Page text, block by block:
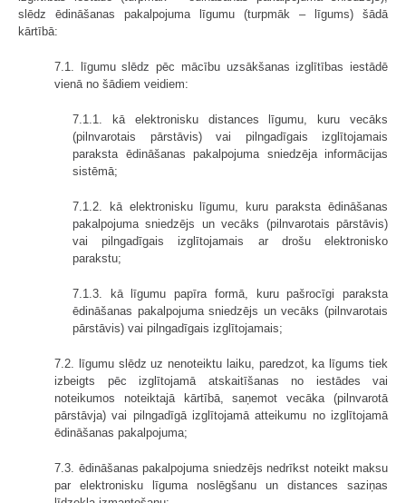
slēdz ēdināšanas pakalpojuma līgumu (turpmāk – līgums) šādā
kārtībā:
7.1. līgumu slēdz pēc mācību uzsākšanas izglītības iestādē
vienā no šādiem veidiem:
7.1.1. kā elektronisku distances līgumu, kuru vecāks
(pilnvarotais pārstāvis) vai pilngadīgais izglītojamais
paraksta ēdināšanas pakalpojuma sniedzēja informācijas
sistēmā;
7.1.2. kā elektronisku līgumu, kuru paraksta ēdināšanas
pakalpojuma sniedzējs un vecāks (pilnvarotais pārstāvis)
vai pilngadīgais izglītojamais ar drošu elektronisko
parakstu;
7.1.3. kā līgumu papīra formā, kuru pašrocīgi paraksta
ēdināšanas pakalpojuma sniedzējs un vecāks (pilnvarotais
pārstāvis) vai pilngadīgais izglītojamais;
7.2. līgumu slēdz uz nenoteiktu laiku, paredzot, ka līgums tiek
izbeigts pēc izglītojamā atskaitīšanas no iestādes vai
noteikumos noteiktajā kārtībā, saņemot vecāka (pilnvarotā
pārstāvja) vai pilngadīgā izglītojamā atteikumu no izglītojamā
ēdināšanas pakalpojuma;
7.3. ēdināšanas pakalpojuma sniedzējs nedrīkst noteikt maksu
par elektronisku līguma noslēgšanu un distances saziņas